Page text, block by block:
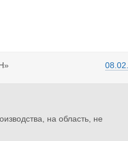
на область, не